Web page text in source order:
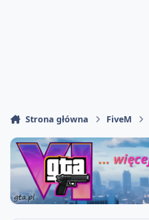
Strona główna FiveM